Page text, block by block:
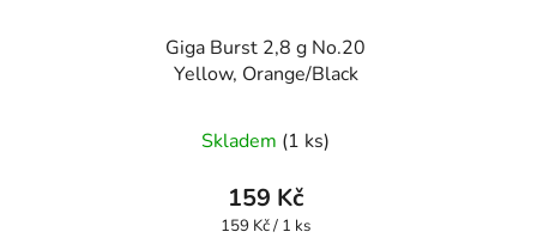
Giga Burst 2,8 g No.20
Yellow, Orange/Black
hodnocení
produktu
je
Skladem (1 ks)
159 Kč
Měrná
159 Kč / 1 ks